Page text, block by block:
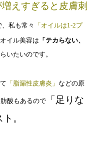
増えすぎると皮膚刺
私も常々
「オイルは1-2プ
イル美容は 「テカらない、
いたいのです。
「脂漏性皮膚炎」 などの原
酸もあるので「足りな
。